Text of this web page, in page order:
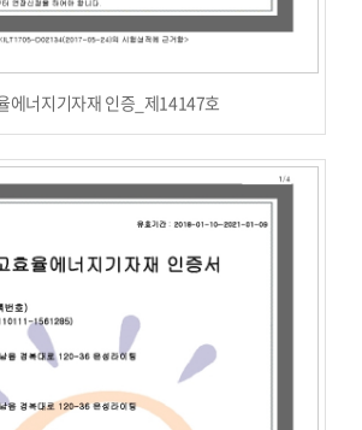
에너지기자재 인증_제14147호